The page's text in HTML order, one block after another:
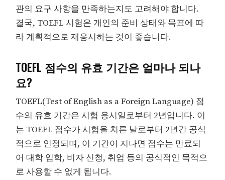
관의 요구 사항을 만족하는지도 고려해야 합니다.
결국, TOEFL 시험은 개인의 준비 상태와 목표에 따
라 계획적으로 재응시하는 것이 좋습니다.
TOEFL 점수의 유효 기간은 얼마나 되나
요?
TOEFL(Test of English as a Foreign Language) 점
수의 유효 기간은 시험 응시일로부터 2년입니다. 이
는 TOEFL 점수가 시험을 치른 날로부터 2년간 공식
적으로 인정되며, 이 기간이 지나면 점수는 만료되
어 대학 입학, 비자 신청, 취업 등의 공식적인 목적으
로 사용할 수 없게 됩니다.